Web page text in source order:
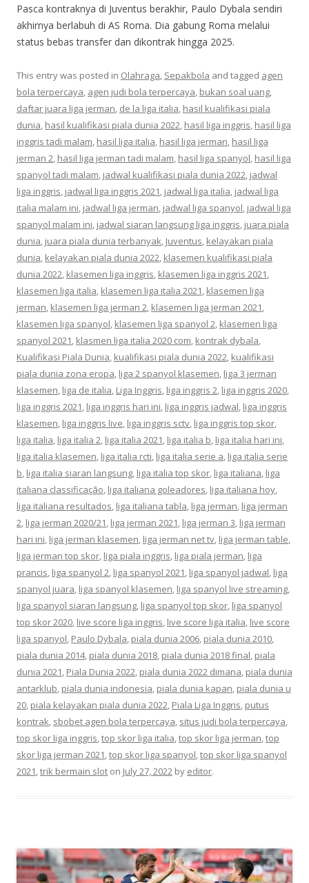
Pasca kontraknya di Juventus berakhir, Paulo Dybala sendiri
akhirnya berlabuh di AS Roma. Dia gabung Roma melalui
status bebas transfer dan dikontrak hingga 2025.
This entry was posted in Olahraga, Sepakbola and tagged agen
bola terpercaya, agen judi bola terpercaya, bukan soal uang,
daftar juara liga jerman, de la liga italia, hasil kualifikasi piala
dunia, hasil kualifikasi piala dunia 2022, hasil liga inggris, hasil liga
inggris tadi malam, hasil liga italia, hasil liga jerman, hasil liga
jerman 2, hasil liga jerman tadi malam, hasil liga spanyol, hasil liga
spanyol tadi malam, jadwal kualifikasi piala dunia 2022, jadwal
liga inggris, jadwal liga inggris 2021, jadwal liga italia, jadwal liga
italia malam ini, jadwal liga jerman, jadwal liga spanyol, jadwal liga
spanyol malam ini, jadwal siaran langsung liga inggris, juara piala
dunia, juara piala dunia terbanyak, Juventus, kelayakan piala
dunia, kelayakan piala dunia 2022, klasemen kualifikasi piala
dunia 2022, klasemen liga inggris, klasemen liga inggris 2021,
klasemen liga italia, klasemen liga italia 2021, klasemen liga
jerman, klasemen liga jerman 2, klasemen liga jerman 2021,
klasemen liga spanyol, klasemen liga spanyol 2, klasemen liga
spanyol 2021, klasmen liga italia 2020 com, kontrak dybala,
Kualifikasi Piala Dunia, kualifikasi piala dunia 2022, kualifikasi
piala dunia zona eropa, liga 2 spanyol klasemen, liga 3 jerman
klasemen, liga de italia, Liga Inggris, liga inggris 2, liga inggris 2020,
liga inggris 2021, liga inggris hari ini, liga inggris jadwal, liga inggris
klasemen, liga inggris live, liga inggris sctv, liga inggris top skor,
liga italia, liga italia 2, liga italia 2021, liga italia b, liga italia hari ini,
liga italia klasemen, liga italia rcti, liga italia serie a, liga italia serie
b, liga italia siaran langsung, liga italia top skor, liga italiana, liga
italiana classificação, liga italiana goleadores, liga italiana hoy,
liga italiana resultados, liga italiana tabla, liga jerman, liga jerman
2, liga jerman 2020/21, liga jerman 2021, liga jerman 3, liga jerman
hari ini, liga jerman klasemen, liga jerman net tv, liga jerman table,
liga jerman top skor, liga piala inggris, liga piala jerman, liga
prancis, liga spanyol 2, liga spanyol 2021, liga spanyol jadwal, liga
spanyol juara, liga spanyol klasemen, liga spanyol live streaming,
liga spanyol siaran langsung, liga spanyol top skor, liga spanyol
top skor 2020, live score liga inggris, live score liga italia, live score
liga spanyol, Paulo Dybala, piala dunia 2006, piala dunia 2010,
piala dunia 2014, piala dunia 2018, piala dunia 2018 final, piala
dunia 2021, Piala Dunia 2022, piala dunia 2022 dimana, piala dunia
antarklub, piala dunia indonesia, piala dunia kapan, piala dunia u
20, piala kelayakan piala dunia 2022, Piala Liga Inggris, putus
kontrak, sbobet agen bola terpercaya, situs judi bola terpercaya,
top skor liga inggris,top skor liga italia,top skor liga jerman,top
skor liga jerman 2021,top skor liga spanyol,top skor liga spanyol
2021,trik bermain slot on July 27, 2022 by editor.